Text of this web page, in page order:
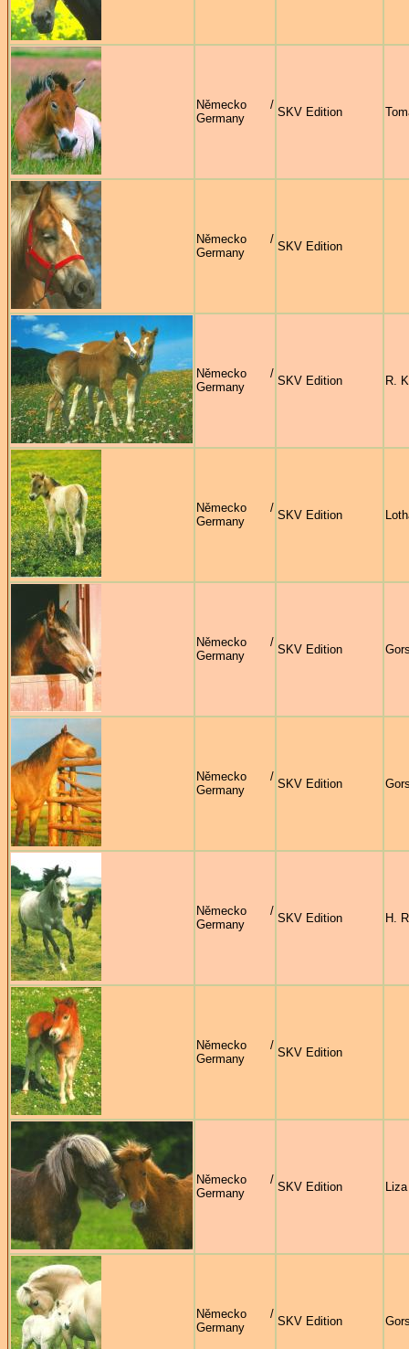
Německo /
Germany
SKV Edition
Německo /
Germany
SKV Edition
Německo /
Germany
SKV Edition R.
Německo /
Germany
SKV Edition
Německo /
Germany
SKV Edition
Německo /
Germany
SKV Edition
Německo /
Germany
SKV Edition H.
Německo /
Germany
SKV Edition
Německo /
Germany
SKV Edition
Německo /
Germany
SKV Edition